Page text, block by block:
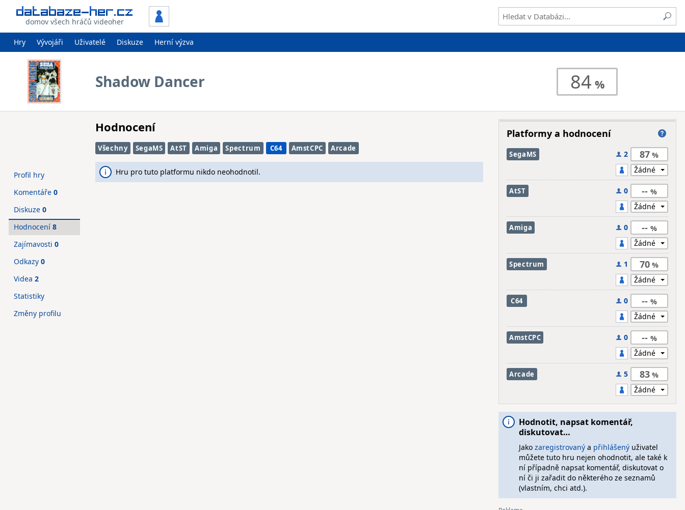
domov všech hráčů videoher
Hry Vývojáři Uživatelé Diskuze Herní výzva
Shadow Dancer 84
Hodnocení
Všechny SegaMS AtST Amiga Spectrum C64 AmstCPC Arcade
Hru pro tuto platformu nikdo neohodnotil.
Profil hry
Komentáře 0
Diskuze 0
Hodnocení 8
Zajímavosti 0
Odkazy 0
Videa 2
Statistiky
Změny profilu
Platformy a hodnocení
SegaMS 2 87
AtST 0 --
Amiga 0 --
Spectrum 1 70
C64 0 --
AmstCPC 0 --
Arcade 5 83
Hodnotit, napsat komentář,
diskutovat…
Jako zaregistrovanýa přihlášenýuživatel
můžete tuto hru nejen ohodnotit, ale také k
ní případně napsat komentář, diskutovat o
ní či ji zařadit do některého ze seznamů
(vlastním, chci atd.).